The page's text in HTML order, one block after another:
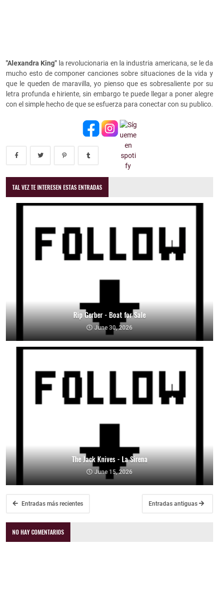
"Alexandra King" la revolucionaria en la industria americana, se le da
mucho esto de componer canciones sobre situaciones de la vida y
que le queden de maravilla, yo pienso que es sobresaliente por su
letra profunda e hiriente, sin embargo te puede llegar a poner alegre
con el simple hecho de que se esfuerza para conectar con su publico.
TAL VEZ TE INTERESEN ESTAS ENTRADAS
Rip Gerber - Boat for Sale
June 30, 2026
The Jack Knives - La Sirena
June 15, 2026
Entradas más recientes Entradas antiguas
NO HAY COMENTARIOS